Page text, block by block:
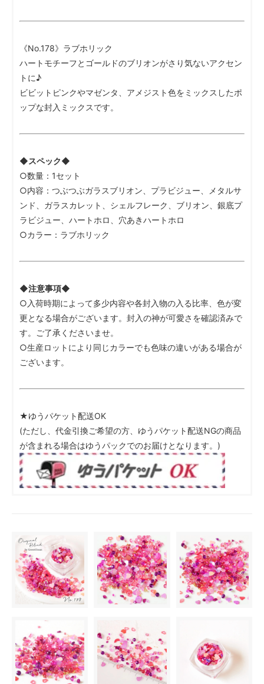
《No.178》ラブホリック
ハートモチーフとゴールドのブリオンがさり気ないアクセン
トに♪
ビビットピンクやマゼンタ、アメジスト色をミックスしたポ
ップな封入ミックスです。
◆スペック◆
○数量：1セット
○内容：つぶつぶガラスブリオン、プラビジュー、メタルサ
ンド、ガラスカレット、シェルフレーク、ブリオン、銀底プ
ラビジュー、ハートホロ、穴あきハートホロ
○カラー：ラブホリック
◆注意事項◆
○入荷時期によって多少内容や各封入物の入る比率、色が変
更となる場合がございます。封入の神が可愛さを確認済みで
す。ご了承くださいませ。
○生産ロットにより同じカラーでも色味の違いがある場合が
ございます。
★ゆうパケット配送OK
(ただし、代金引換ご希望の方、ゆうパケット配送NGの商品
が含まれる場合はゆうパックでのお届けとなります。)